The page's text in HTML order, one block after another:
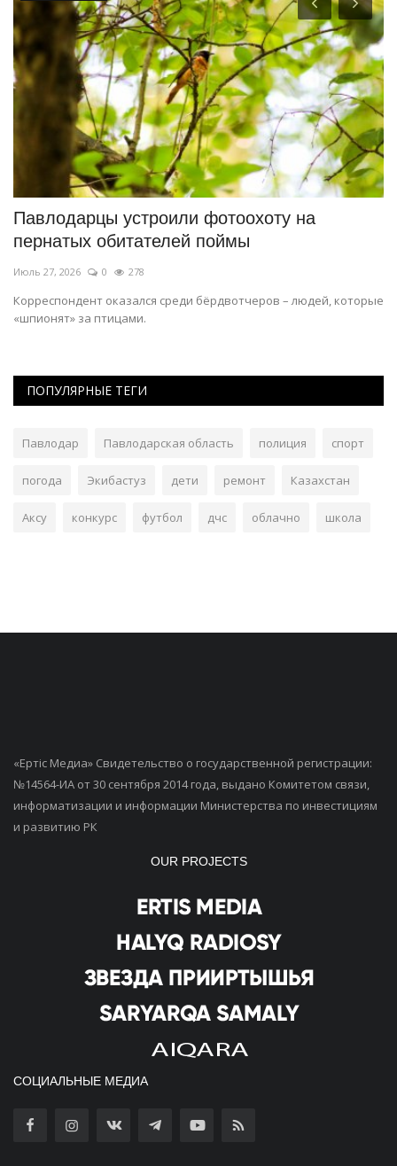
Павлодарцы устроили фотоохоту на
пернатых обитателей поймы
Июль 27, 2026 0 278
Корреспондент оказался среди бёрдвотчеров – людей, которые
«шпионят» за птицами.
ПОПУЛЯРНЫЕ ТЕГИ
Павлодар Павлодарская область полиция спорт
погода Экибастуз дети ремонт Казахстан
Аксу конкурс футбол дчс облачно школа
«Ертiс Медиа» Свидетельство о государственной регистрации:
№14564-ИА от 30 сентября 2014 года, выдано Комитетом связи,
информатизации и информации Министерства по инвестициям
и развитию РК
OUR PROJECTS
СОЦИАЛЬНЫЕ МЕДИА